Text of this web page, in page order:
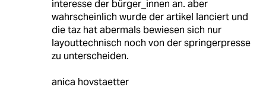
interesse der bürger_innen an. aber
wahrscheinlich wurde der artikel lanciert und
die taz hat abermals bewiesen sich nur
layouttechnisch noch von der springerpresse
zu unterscheiden.
anica hovstaetter